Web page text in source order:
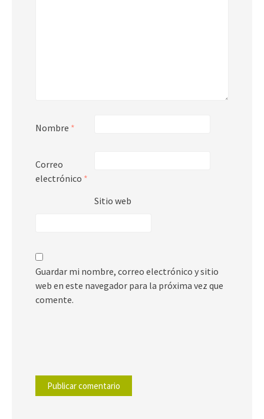
Nombre *
Correo
electrónico *
Sitio web
Guardar mi nombre, correo electrónico y sitio
web en este navegador para la próxima vez que
comente.